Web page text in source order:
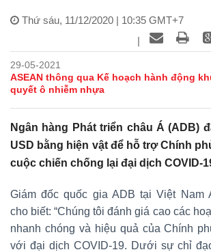
Thứ sáu, 11/12/2020 | 10:35 GMT+7
|
29-05-2021
ASEAN thông qua Kế hoạch hành động
quyết ô nhiễm nhựa
Ngân hàng Phát triển châu Á (ADB)
USD bằng hiện vật để hỗ trợ Chính
cuộc chiến chống lại đại dịch COVID-
Giám đốc quốc gia ADB tại Việt Nam
cho biết: “Chúng tôi đánh giá cao các
nhanh chóng và hiệu quả của Chính
với đại dịch COVID-19. Dưới sự chỉ